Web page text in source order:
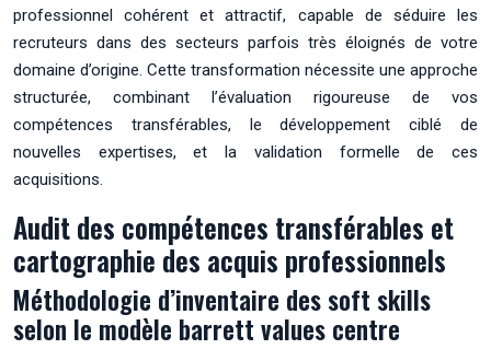
professionnel cohérent et attractif, capable de séduire les
recruteurs dans des secteurs parfois très éloignés de votre
domaine d’origine. Cette transformation nécessite une approche
structurée, combinant l’évaluation rigoureuse de vos
compétences transférables, le développement ciblé de
nouvelles expertises, et la validation formelle de ces
acquisitions.
Audit des compétences transférables et
cartographie des acquis professionnels
Méthodologie d’inventaire des soft skills
selon le modèle barrett values centre